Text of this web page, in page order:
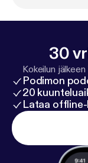
30
Kokeilun
Podimon
20
Lataa